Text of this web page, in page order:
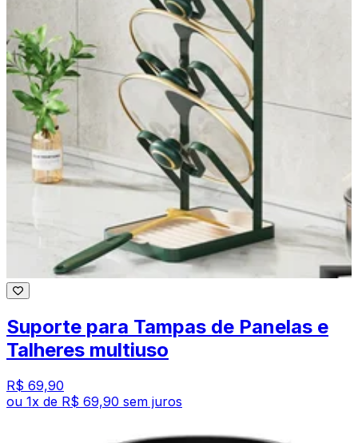
Suporte para Tampas de Panelas e
Talheres multiuso
R$ 69,90
ou 1x de R$ 69,90 sem juros